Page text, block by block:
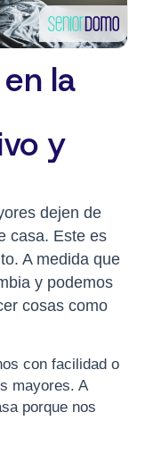
la
y
dejen de
casa. Este es
A medida que
y podemos
cosas como
con facilidad o
mayores. A
porque nos